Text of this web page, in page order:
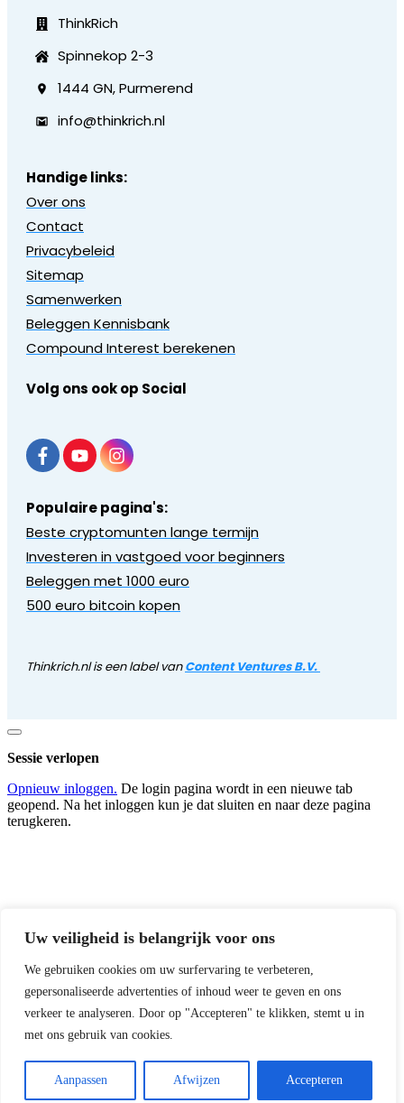
Uw veiligheid is belangrijk voor ons
We gebruiken cookies om uw surfervaring te verbeteren,
gepersonaliseerde advertenties of inhoud weer te geven en ons
verkeer te analyseren. Door op "Accepteren" te klikken, stemt u in
met ons gebruik van cookies.
Aanpassen Afwijzen Accepteren
ThinkRich
Spinnekop 2-3
1444 GN, Purmerend
info@thinkrich.nl
Handige links:
Over ons
Contact
Privacybeleid
Sitemap
Samenwerken
Beleggen Kennisbank
Compound Interest berekenen
Volg ons ook op Social
Populaire pagina's:
Beste cryptomunten lange termijn
Investeren in vastgoed voor beginners
Beleggen met 1000 euro
500 euro bitcoin kopen
Thinkrich.nl is een label vanContent Ventures B.V.
Dialoogvenster
sluiten
Sessie verlopen
Opnieuw inloggen. De login pagina wordt in een nieuwe tab
geopend. Na het inloggen kun je dat sluiten en naar deze pagina
terugkeren.